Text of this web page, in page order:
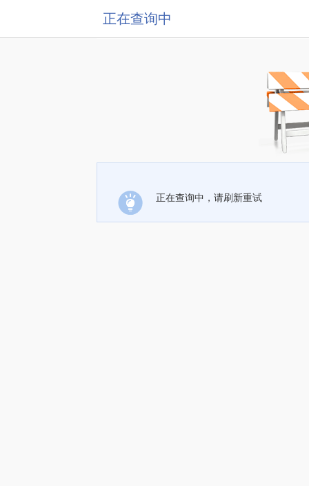
正在查询中
正在查询中，请刷新重试